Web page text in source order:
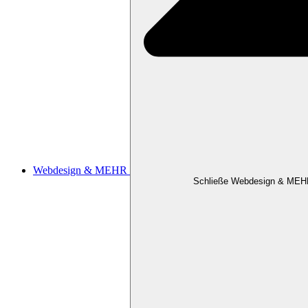
Webdesign & MEHR
Schließe Webdesign &